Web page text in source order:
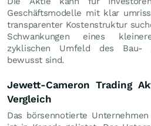
Geschäftsmodelle mit klar
transparenter Kostenstruktur
Schwankungen eines
zyklischen Umfeld des Bau-
bewusst sind.
Jewett-Cameron Trading
Vergleich
Das börsennotierte